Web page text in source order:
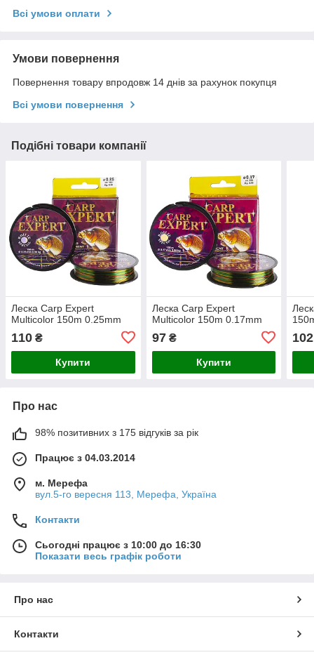
Всі умови оплати
Умови повернення
Повернення товару впродовж 14 днів за рахунок покупця
Всі умови повернення
Подібні товари компанії
Леска Carp Expert
Multicolor 150m 0.25mm
110 ₴
Купити
Леска Carp Expert
Multicolor 150m 0.17mm
97₴
Купити
102
Про нас
98% позитивних з 175 відгуків за рік
Працює з 04.03.2014
м. Мерефа
вул.5-го вересня 113, Мерефа, Україна
Контакти
Сьогодні працює з 10:00 до 16:30
Показати весь графік роботи
Про нас
Контакти